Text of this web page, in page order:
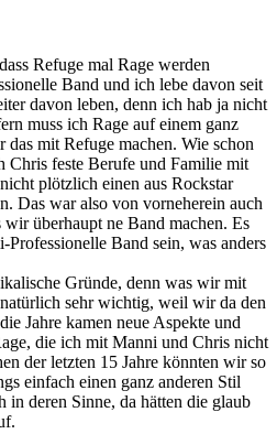
Refuge mal Rage werden
Band und ich lebe davon seit
davon leben, denn ich hab ja nicht
muss ich Rage auf einem ganz
mit Refuge machen. Wie schon
Chris feste Berufe und Familie mit
plötzlich einen aus Rockstar
Das war also von vorneherein auch
überhaupt ne Band machen. Es
Band sein, was anders
Gründe, denn was wir mit
sehr wichtig, weil wir da den
Jahre kamen neue Aspekte und
die ich mit Manni und Chris nicht
der letzten 15 Jahre könnten wir so
einfach einen ganz anderen Stil
in deren Sinne, da hätten die glaub